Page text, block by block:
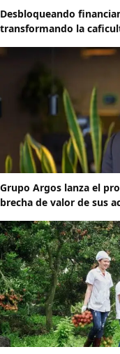
Desbloqueando
transformando la
Grupo Argos lanza el
brecha de valor de sus